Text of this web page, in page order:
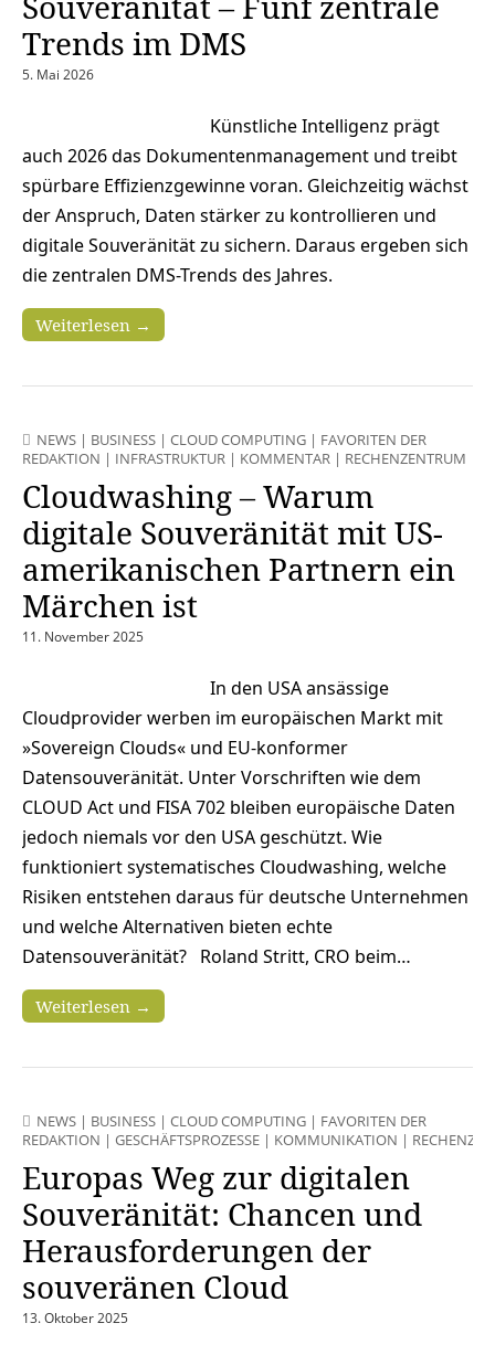
Trends im DMS
5. Mai 2026
Künstliche Intelligenz prägt
auch 2026 das Dokumentenmanagement und treibt
spürbare Effizienzgewinne voran. Gleichzeitig wächst
der Anspruch, Daten stärker zu kontrollieren und
digitale Souveränität zu sichern. Daraus ergeben sich
die zentralen DMS-Trends des Jahres.
Weiterlesen →
NEWS | BUSINESS | CLOUD COMPUTING | FAVORITEN DER
REDAKTION | INFRASTRUKTUR | KOMMENTAR | RECHENZENTRUM
Cloudwashing – Warum
digitale Souveränität mit US-
amerikanischen Partnern ein
Märchen ist
11. November 2025
In den USA ansässige
Cloudprovider werben im europäischen Markt mit
»Sovereign Clouds« und EU-konformer
Datensouveränität. Unter Vorschriften wie dem
CLOUD Act und FISA 702 bleiben europäische Daten
jedoch niemals vor den USA geschützt. Wie
funktioniert systematisches Cloudwashing, welche
Risiken entstehen daraus für deutsche Unternehmen
und welche Alternativen bieten echte
Datensouveränität? Roland Stritt, CRO beim…
Weiterlesen →
NEWS | BUSINESS | CLOUD COMPUTING | FAVORITEN DER
REDAKTION | GESCHÄFTSPROZESSE | KOMMUNIKATION |
Europas Weg zur digitalen
Souveränität: Chancen und
Herausforderungen der
souveränen Cloud
13. Oktober 2025